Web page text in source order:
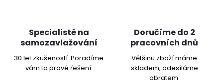
Specialisté na
samozavlažování
30 let zkušeností. Poradíme
vám to pravé řešení.
Doručíme do 2
pracovních dnů
Většinu zboží máme
skladem, odesíláme
obratem.